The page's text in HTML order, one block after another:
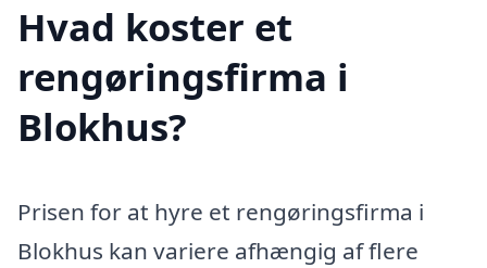
Hvad koster et
rengøringsfirma i
Blokhus?
Prisen for at hyre et rengøringsfirma i
Blokhus kan variere afhængig af flere